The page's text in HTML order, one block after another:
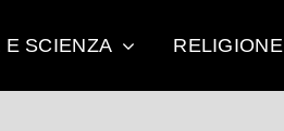
E SCIENZA RELIGIONE